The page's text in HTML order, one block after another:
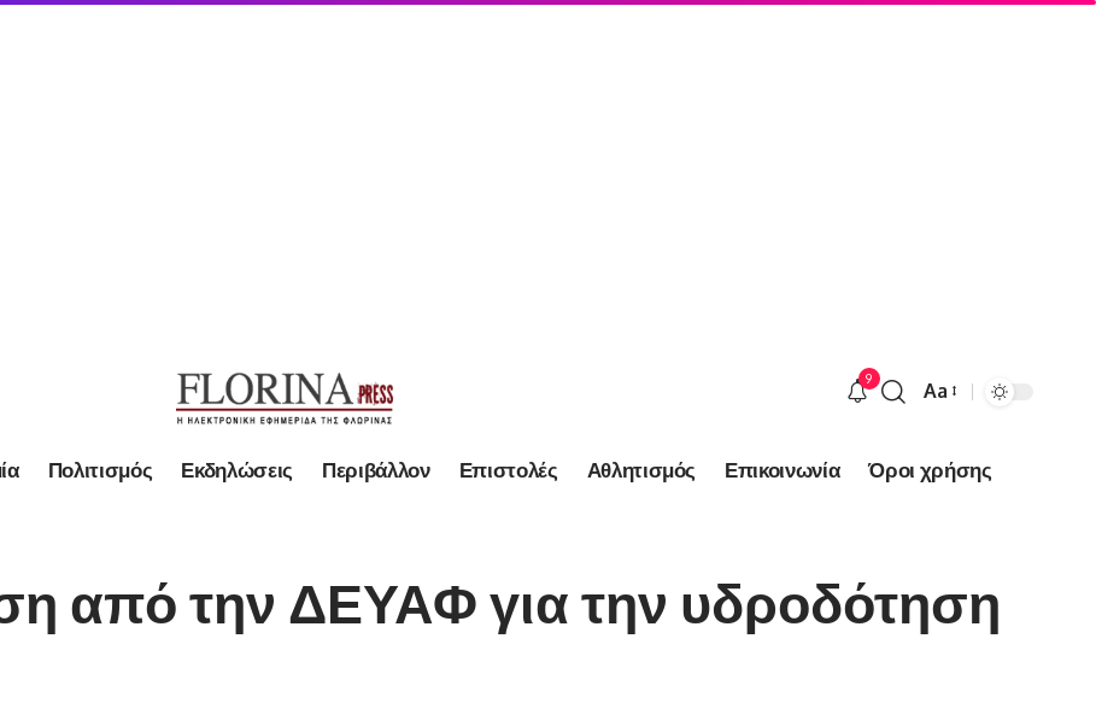
9
Font
Aa
Πολιτισμός Εκδηλώσεις Περιβάλλον Επιστολές Αθλητισμός Επικοινωνία Όροι χρήσης
από την ΔΕΥΑΦ για την υδροδότηση